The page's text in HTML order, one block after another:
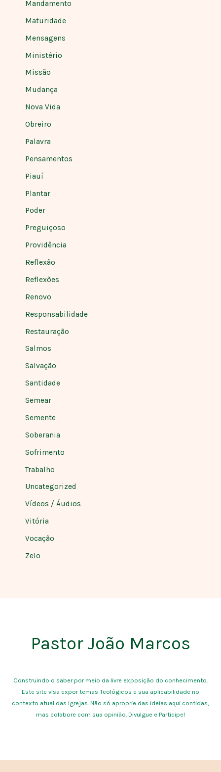
Mandamento
Maturidade
Mensagens
Ministério
Missão
Mudança
Nova Vida
Obreiro
Palavra
Pensamentos
Piauí
Plantar
Poder
Preguiçoso
Providência
Reflexão
Reflexões
Renovo
Responsabilidade
Restauração
Salmos
Salvação
Santidade
Semear
Semente
Soberania
Sofrimento
Trabalho
Uncategorized
Vídeos / Áudios
Vitória
Vocação
Zelo
Pastor João Marcos
Construindo o saber por meio da livre exposição do conhecimento.
Este site visa expor temas Teológicos e sua aplicabilidade no
contexto atual das igrejas. Não só aproprie das ideias aqui contidas,
mas colabore com sua opinião. Divulgue e Participe!